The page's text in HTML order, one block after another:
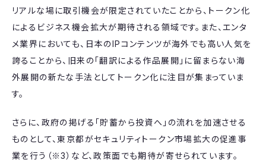
リアルな場に取引機会が限定されていたことから、トークン化
によるビジネス機会拡大が期待される領域です。また、エンタ
メ業界においても、日本のIPコンテンツが海外でも高い人気を
誇ることから、旧来の「翻訳による作品展開」に留まらない海
外展開の新たな手法としてトークン化に注目が集まっていま
す。
さらに、政府の掲げる「貯蓄から投資へ」の流れを加速させる
ものとして、東京都がセキュリティトークン市場拡大の促進事
業を行う（※3）など、政策面でも期待が寄せられています。